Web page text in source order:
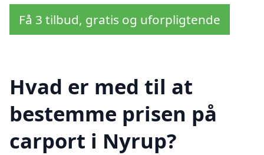
Få 3 tilbud, gratis og uforpligtende
Hvad er med til at
bestemme prisen på
carport i Nyrup?